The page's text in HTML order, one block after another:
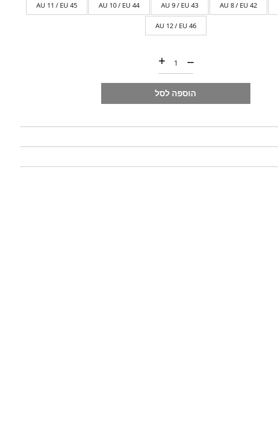
AU 8 / EU 42
AU 9 / EU 43
AU 10 / EU 44
AU 11 / EU 45
AU 12 / EU 46
כמות של COBAR /USCJZS עם כיפת מגן --
+
הוספה לסל